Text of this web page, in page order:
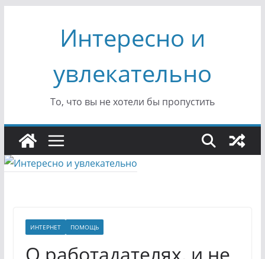
содержимомуИнтересно и
увлекательно
То, что вы не хотели бы пропустить
ИНТЕРНЕТ ПОМОЩЬ